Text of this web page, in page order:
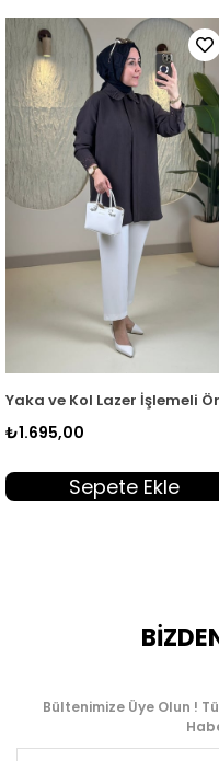
2003
Düğmeli Kadın Tunik
Yaka ve Kol Lazer İşlemeli
₺1.695,00
Sepete Ekle
Bültenimize Üye Olun !